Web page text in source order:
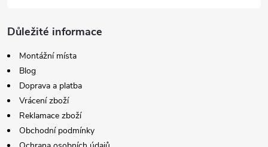
Důležité informace
Montážní místa
Blog
Doprava a platba
Vrácení zboží
Reklamace zboží
Obchodní podmínky